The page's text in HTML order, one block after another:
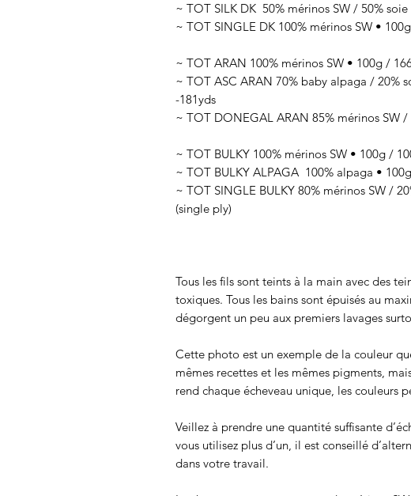
~ TOT SILK DK 50% mérinos SW / 50% soie
~ TOT SINGLE DK 100% mérinos SW •
~ TOT ARAN 100% mérinos SW • 100g /
~ TOT ASC ARAN 70% baby alpaga / 20%
-181yds
~ TOT DONEGAL ARAN 85% mérinos SW
~ TOT BULKY 100% mérinos SW • 100g /
~ TOT BULKY ALPAGA 100% alpaga •
~ TOT SINGLE BULKY 80% mérinos SW /
(single ply)
Tous les fils sont teints à la main avec des
toxiques. Tous les bains sont épuisés au
dégorgent un peu aux premiers lavages
Cette photo est un exemple de la couleur
mêmes recettes et les mêmes pigments,
rend chaque écheveau unique, les couleurs
Veillez à prendre une quantité suffisante
vous utilisez plus d’un, il est conseillé
dans votre travail.